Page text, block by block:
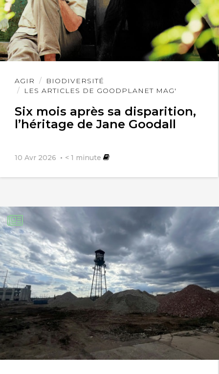
AGIR
BIODIVERSITÉ
LES ARTICLES DE GOODPLANET MAG'
Six mois après sa disparition,
l’héritage de Jane Goodall
10 Avr 2026 < 1 minute
Lire
l'article